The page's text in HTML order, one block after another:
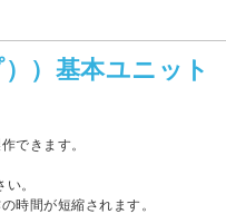
）基本ユニット
できます。
。
時間が短縮されます。